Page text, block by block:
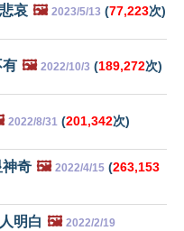
哀 🖼️ 2023/5/13 (77,223次)
有 🖼️ 2022/10/3 (189,272次)
2022/8/31 (201,342次)
奇 🖼️ 2022/4/15 (263,153
明白 🖼️ 2022/2/19